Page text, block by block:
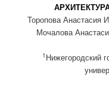
Торопова Анастасия
Мочалова
1 Нижегородский